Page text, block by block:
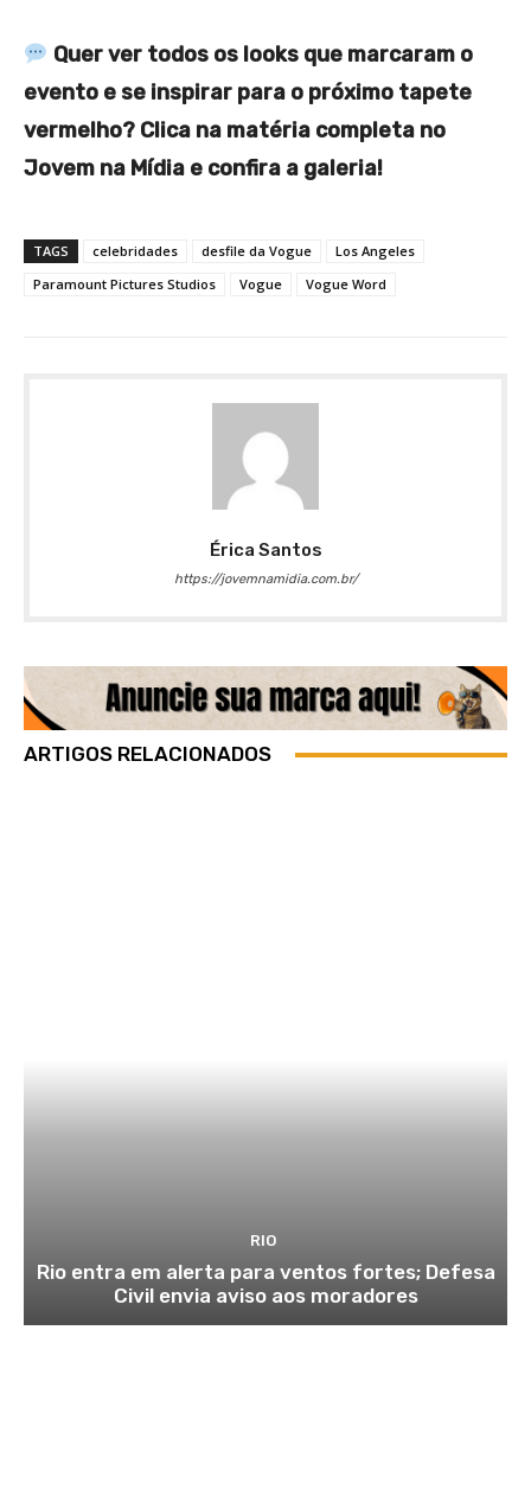
Quer ver todos os looks que marcaram o
evento e se inspirar para o próximo tapete
vermelho? Clica na matéria completa no
Jovem na Mídia e confira a galeria!
TAGS celebridades desfile da Vogue
Los Angeles
Paramount Pictures Studios
Vogue Vogue Word
Érica Santos
https://jovemnamidia.com.br/
ARTIGOS RELACIONADOS
RIO
Rio entra em alerta para ventos fortes; Defesa
Civil envia aviso aos moradores